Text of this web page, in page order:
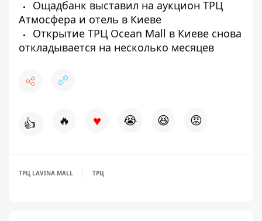
Ощадбанк выставил на аукцион ТРЦ
Атмосфера и отель в Киеве
Открытие ТРЦ Ocean Mall в Киеве снова
откладывается на несколько месяцев
👍 🔥 ♥ 😭 😆 😡
ТРЦ LAVINA MALL ТРЦ